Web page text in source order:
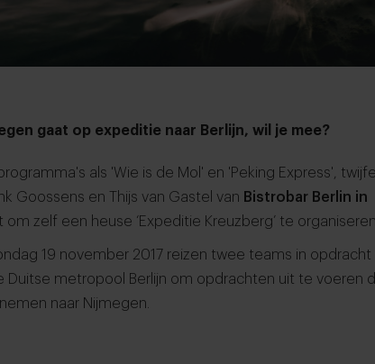
gaat op expeditie naar Berlijn, wil je mee?
als 'Wie is de Mol' en 'Peking Express',
Goossens en Thijs van Gastel van Bistrobar Berlin in
zelf een heuse ‘Expeditie Kreuzberg’ te organiseren.
19 november 2017 reizen twee teams in opdracht
Duitse metropool Berlijn om opdrachten uit te voeren
naar Nijmegen.